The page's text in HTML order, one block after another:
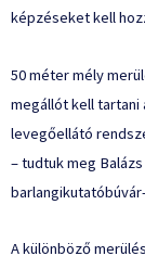
képzéseket kell
50 méter mély
megállót kell
levegőellátó
– tudtuk meg
A különböző